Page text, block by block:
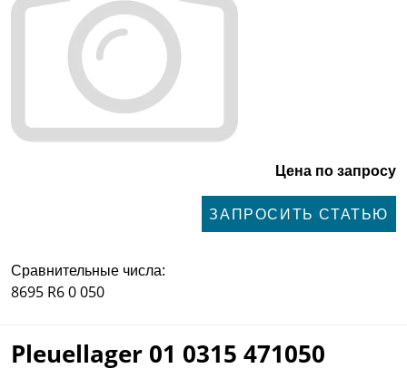
Цена по запросу
ЗАПРОСИТЬ СТАТЬЮ
Сравнительные числа:
8695 R6 0 050
Pleuellager 01 0315 471050